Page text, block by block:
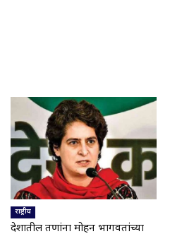
राष्ट्रीय
देशातील तरुणांना मोहन भागवतांच्या